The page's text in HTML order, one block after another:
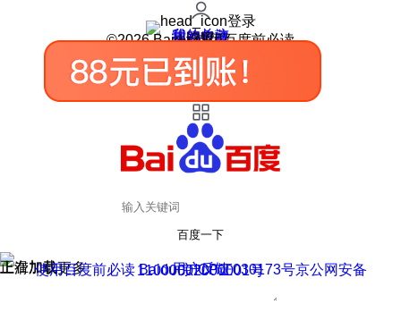
登录
我的关注
我的收藏
皮肤中心
用户反馈
设置
©2026 Baidu 使用百度前必读
百度一下
正在加载
上滑加载更多 用户反馈
使用百度前必读 Baidu 京ICP证030173号
京公网安备11000002000001号